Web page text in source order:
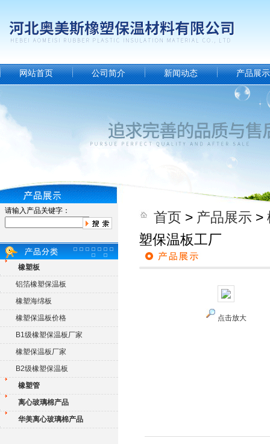
网站首页 公司简介 新闻动态 产品展示
请输入产品关键字：
橡塑板
铝箔橡塑保温板
橡塑海绵板
橡塑保温板价格
B1级橡塑保温板厂家
橡塑保温板厂家
B2级橡塑保温板
橡塑管
离心玻璃棉产品
华美离心玻璃棉产品
首页 > 产品展示 >
塑保温板工厂
点击放大